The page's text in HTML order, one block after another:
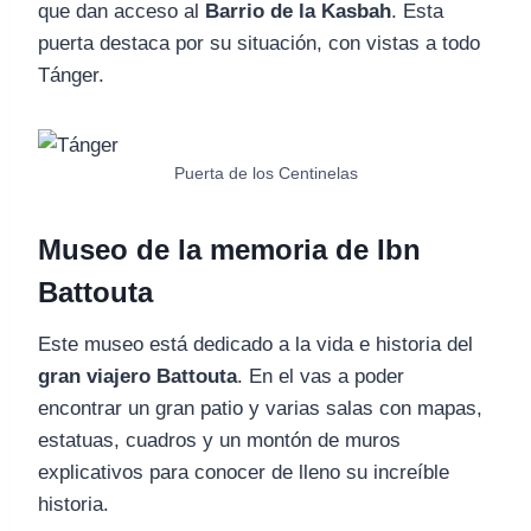
que dan acceso al Barrio de la Kasbah. Esta
puerta destaca por su situación, con vistas a todo
Tánger.
Puerta de los Centinelas
Museo de la memoria de Ibn
Battouta
Este museo está dedicado a la vida e historia del
gran viajero Battouta. En el vas a poder
encontrar un gran patio y varias salas con mapas,
estatuas, cuadros y un montón de muros
explicativos para conocer de lleno su increíble
historia.